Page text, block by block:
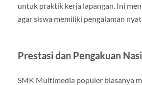
untuk praktik kerja lapangan. Ini
agar siswa memiliki pengalaman
Prestasi dan Pengakuan
SMK Multimedia populer biasanya